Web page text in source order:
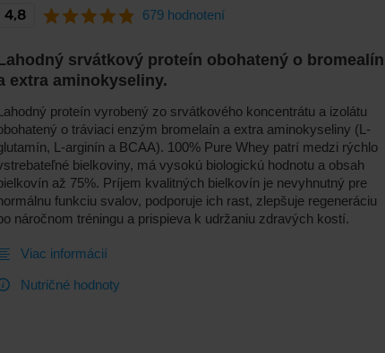
4,8 679 hodnotení
srvátkový proteín obohatený o bromealín
extra aminokyseliny.
proteín vyrobený zo srvátkového koncentrátu a izolátu
o tráviaci enzým bromelaín a extra aminokyseliny (L-
L-arginín a BCAA). 100% Pure Whey patrí medzi rýchlo
bielkoviny, má vysokú biologickú hodnotu a obsah
až 75%. Príjem kvalitných bielkovín je nevyhnutný pre
funkciu svalov, podporuje ich rast, zlepšuje regeneráciu
náročnom tréningu a prispieva k udržaniu zdravých kostí.
Viac informácií
Nutričné hodnoty